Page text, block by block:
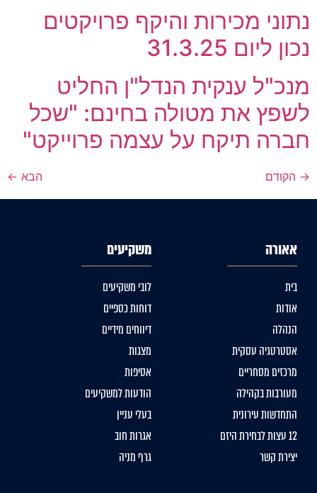
נתוני מכירות והיקף פרויקטים
נכון ליום 31.3.25
מנכ"ל ענקית הנדל"ן החליט
לשפץ את מטולה בחינם: "שכל
חברה תיקח על עצמה פרוייקט"
→ הקודם הבא ←
אאורה
בית
אודות
הנהלה
אסטרטגיה עסקית
מרכזים מסחריים
מעורבות בקהילה
התחדשות עירונית
12 עצות לבחירת היזם
יצירת קשר
משקיעים
לובי משקיעים
דוחות כספיים
דיווחים מידיים
מצגות
אסיפות
הודעות למשקיעים
בעלי עניין
אגרות חוב
גרף מניה